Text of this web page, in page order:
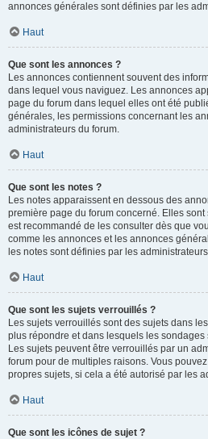
annonces générales sont définies par les
Haut
Que sont les annonces ?
Les annonces contiennent souvent des
dans lequel vous naviguez. Les annonces
page du forum dans lequel elles ont été
générales, les permissions concernant les
administrateurs du forum.
Haut
Que sont les notes ?
Les notes apparaissent en dessous des
première page du forum concerné. Elles sont
est recommandé de les consulter dès que
comme les annonces et les annonces
les notes sont définies par les
Haut
Que sont les sujets verrouillés ?
Les sujets verrouillés sont des sujets dans
plus répondre et dans lesquels les
Les sujets peuvent être verrouillés par un
forum pour de multiples raisons. Vous
propres sujets, si cela a été autorisé par les
Haut
Que sont les icônes de sujet ?